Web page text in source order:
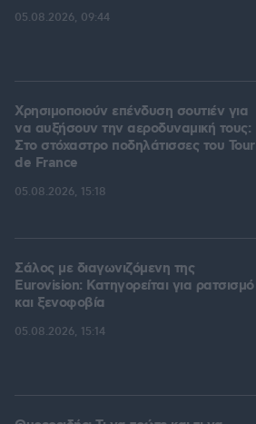
05.08.2026, 09:44
Χρησιμοποιούν επένδυση σουτιέν για
να αυξήσουν την αεροδυναμική τους:
Στο στόχαστρο ποδηλάτισσες του Tour
de France
05.08.2026, 15:18
Σάλος με διαγωνιζόμενη της
Eurovision: Κατηγορείται για ρατσισμό
και ξενοφοβία
05.08.2026, 15:14